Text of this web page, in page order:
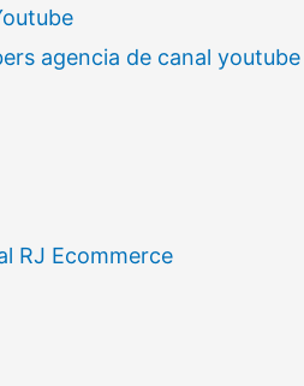
agencia de canal youtube
RJ Ecommerce